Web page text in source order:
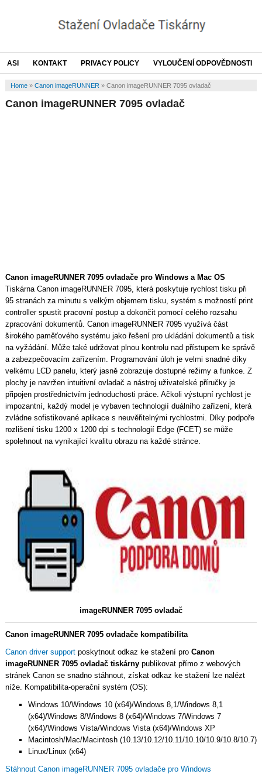
ASI KONTAKT PRIVACY POLICY VYLOUČENÍ ODPOVĚDNOSTI
Home» Canon imageRUNNER » Canon imageRUNNER 7095 ovladač
Canon imageRUNNER 7095 ovladač
Canon imageRUNNER 7095 ovladače pro Windows a Mac OS
Tiskárna Canon imageRUNNER 7095, která poskytuje rychlost tisku při
95 stranách za minutu s velkým objemem tisku, systém s možností print
controller spustit pracovní postup a dokončit pomocí celého rozsahu
zpracování dokumentů. Canon imageRUNNER 7095 využívá část
širokého paměťového systému jako řešení pro ukládání dokumentů a tisk
na vyžádání. Může také udržovat plnou kontrolu nad přístupem ke správě
a zabezpečovacím zařízením. Programování úloh je velmi snadné díky
velkému LCD panelu, který jasně zobrazuje dostupné režimy a funkce. Z
plochy je navržen intuitivní ovladač a nástroj uživatelské příručky je
připojen prostřednictvím jednoduchosti práce. Ačkoli výstupní rychlost je
impozantní, každý model je vybaven technologií duálního zařízení, která
zvládne sofistikované aplikace s neuvěřitelnými rychlostmi. Díky podpoře
rozlišení tisku 1200 x 1200 dpi s technologií Edge (FCET) se může
spolehnout na vynikající kvalitu obrazu na každé stránce.
imageRUNNER 7095 ovladač
Canon imageRUNNER 7095 ovladače kompatibilita
Canon driver supportposkytnout odkaz ke stažení pro Canon
imageRUNNER 7095 ovladač tiskárnypublikovat přímo z webových
stránek Canon se snadno stáhnout, získat odkaz ke stažení lze nalézt
níže. Kompatibilita-operační systém (OS):
Windows 10/Windows 10 (x64)/Windows 8,1/Windows 8,1
(x64)/Windows 8/Windows 8 (x64)/Windows 7/Windows 7
(x64)/Windows Vista/Windows Vista (x64)/Windows XP
Macintosh/Mac/Macintosh (10.13/10.12/10.11/10.10/10.9/10.8/10.7)
Linux/Linux (x64)
Stáhnout Canon imageRUNNER 7095 ovladače pro Windows